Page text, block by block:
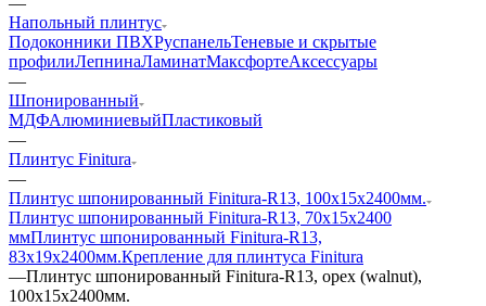
Напольный плинтус
Подоконники ПВХРуспанельТеневые и скрытые
профилиЛепнинаЛаминатМаксфортеАксессуары
—
Шпонированный
МДФАлюминиевыйПластиковый
—
Плинтус Finitura
—
Плинтус шпонированный Finitura-R13, 100x15x2400мм.
Плинтус шпонированный Finitura-R13, 70x15х2400
ммПлинтус шпонированный Finitura-R13,
83x19x2400мм.Крепление для плинтуса Finitura
—Плинтус шпонированный Finitura-R13, орех (walnut),
100x15x2400мм.